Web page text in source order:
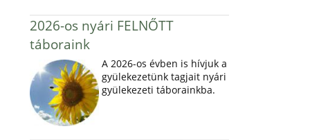
2026-os nyári FELNŐTT
táboraink
A 2026-os évben is hívjuk a
gyülekezetünk tagjait nyári
gyülekezeti táborainkba.